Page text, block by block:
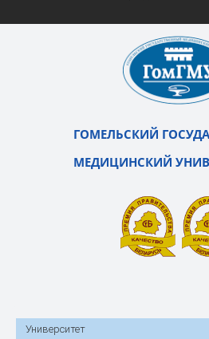
ГОМЕЛЬСКИЙ
МЕДИЦИНСКИЙ
Университет